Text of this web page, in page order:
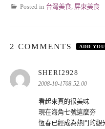
Posted in 台灣美食, 屏東美食
2 COMMENTS ADD
SHERI2928
示:
2008-10-1708:52:00
看起來真的很美味
現在海角七號這麼夯
恆春已經成為熱門的觀